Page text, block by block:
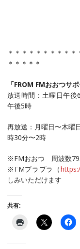
＊＊＊＊＊＊＊＊＊
＊＊＊＊＊
「FROM FMおおつサポ
放送時間：土曜日午
午後5時
再放送：月曜日〜
時30分〜2時
※FMおおつ 周波数
※FMプラプラ（
しみいただけます
共有: